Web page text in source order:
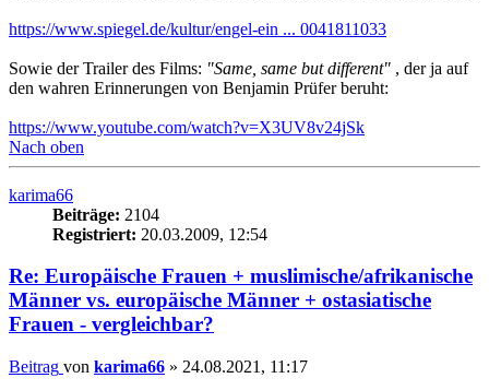
https://www.spiegel.de/kultur/engel-ein ... 0041811033
Sowie der Trailer des Films: "Same, same but different" , der ja auf
den wahren Erinnerungen von Benjamin Prüfer beruht:
https://www.youtube.com/watch?v=X3UV8v24jSk
Nach oben
karima66
Beiträge: 2104
Registriert: 20.03.2009, 12:54
Re: Europäische Frauen + muslimische/afrikanische
Männer vs. europäische Männer + ostasiatische
Frauen - vergleichbar?
Beitrag von karima66 » 24.08.2021, 11:17